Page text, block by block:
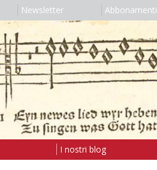
Newsletter Abbonamenti
I nostri blog